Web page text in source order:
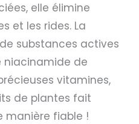
elle élimine
et les rides. La
substances actives
niacinamide de
vitamines,
de plantes fait
manière fiable !